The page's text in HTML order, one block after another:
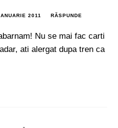
2011 RĂSPUNDE
Nu se mai fac carti
ati alergat dupa tren ca